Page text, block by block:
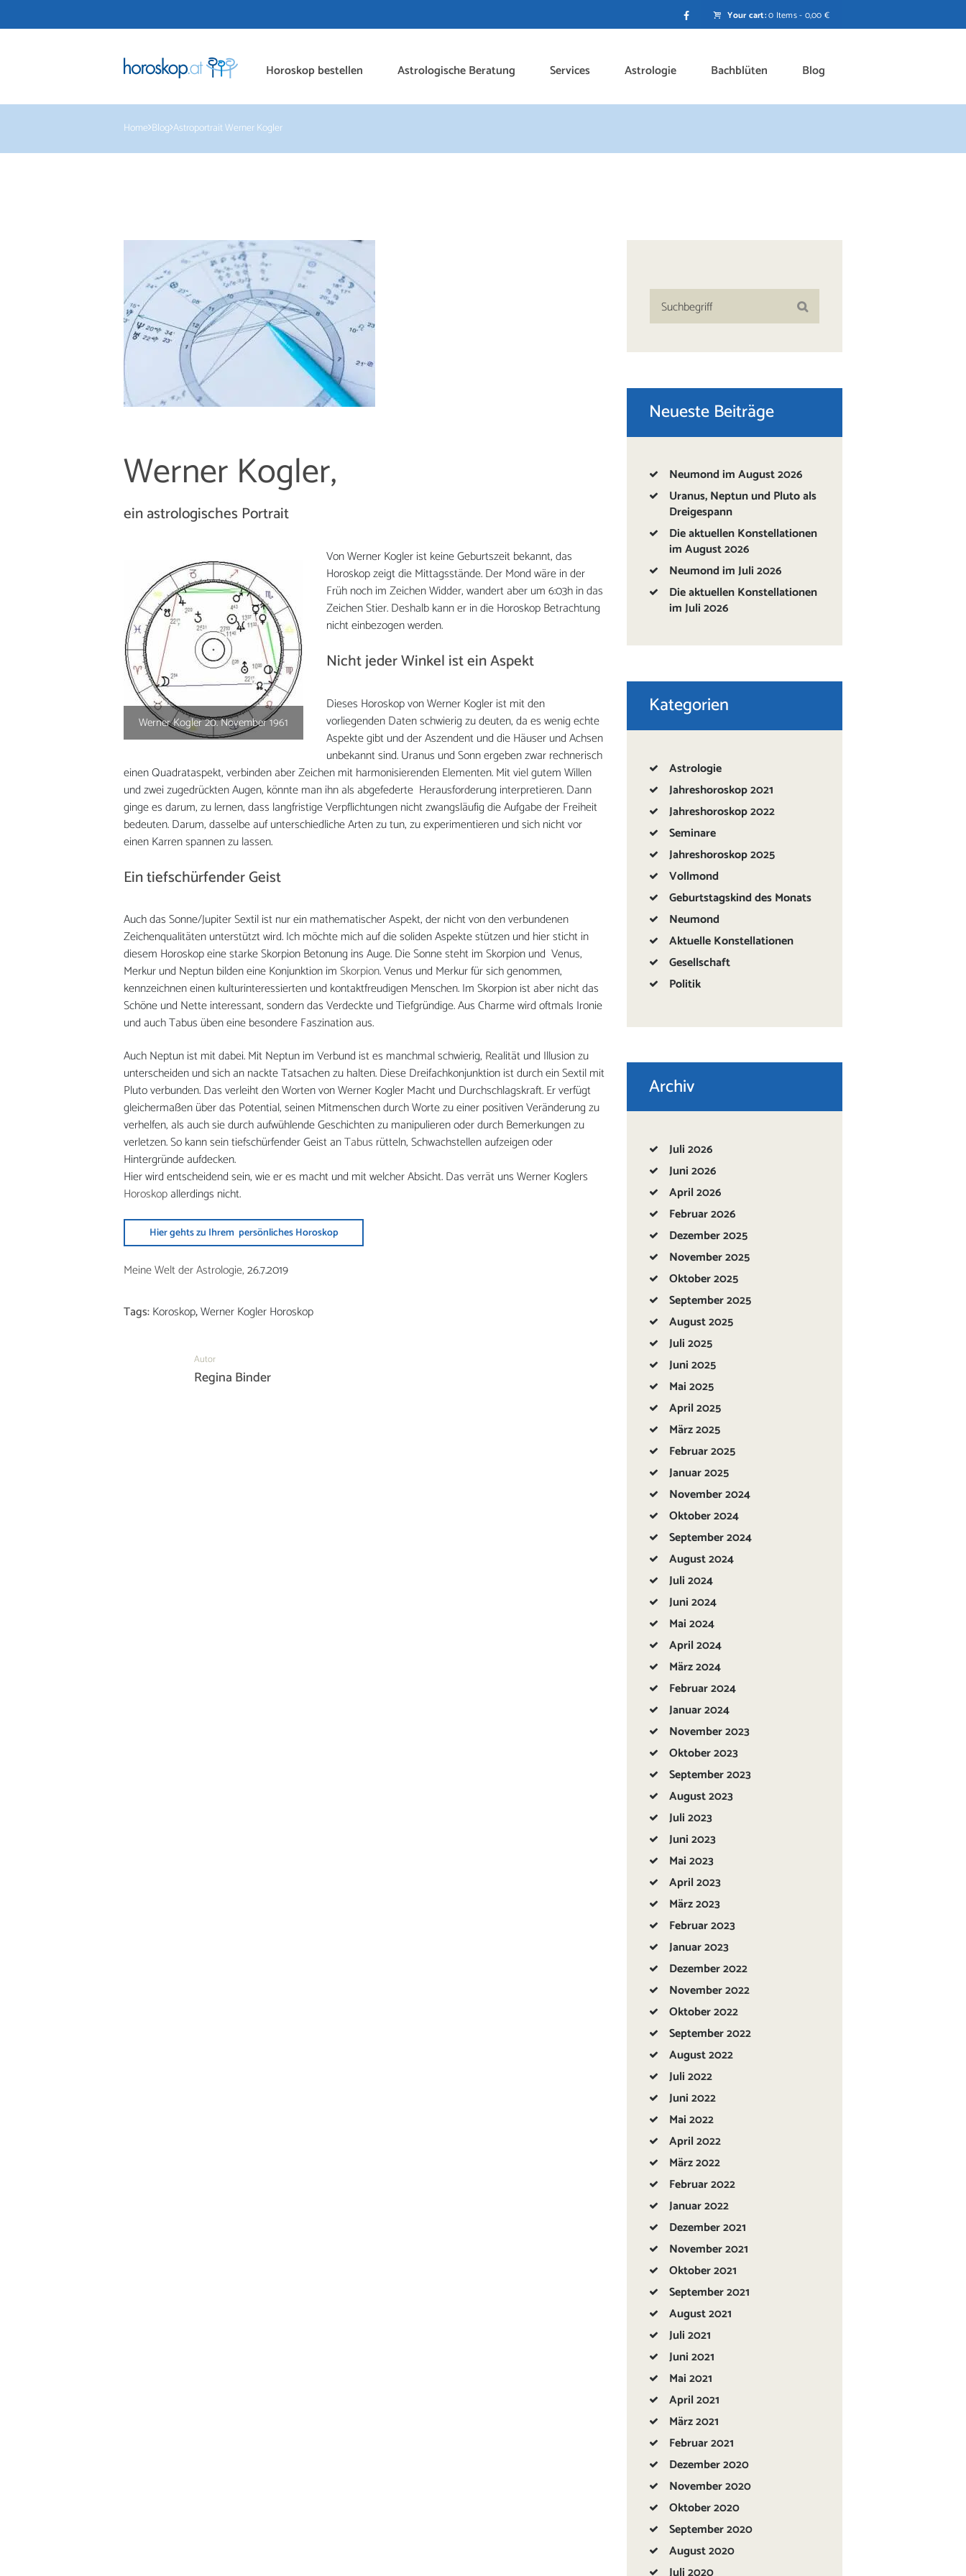
Your cart:0 Items- 0,00 €
Horoskop bestellen Astrologische Beratung Services Astrologie Bachblüten Blog
Home Blog Astroportrait Werner Kogler
Werner Kogler,
ein astrologisches Portrait
Werner Kogler 20. November 1961
Von Werner Kogler ist keine Geburtszeit bekannt, das
Horoskop zeigt die Mittagsstände. Der Mond wäre in der
Früh noch im Zeichen Widder, wandert aber um 6:03h in das
Zeichen Stier. Deshalb kann er in die Horoskop Betrachtung
nicht einbezogen werden.
Nicht jeder Winkel ist ein Aspekt
Dieses Horoskop von Werner Kogler ist mit den
vorliegenden Daten schwierig zu deuten, da es wenig echte
Aspekte gibt und der Aszendent und die Häuser und Achsen
unbekannt sind. Uranus und Sonn ergeben zwar rechnerisch
einen Quadrataspekt, verbinden aber Zeichen mit harmonisierenden Elementen. Mit viel gutem Willen
und zwei zugedrückten Augen, könnte man ihn als abgefederte Herausforderung interpretieren. Dann
ginge es darum, zu lernen, dass langfristige Verpflichtungen nicht zwangsläufig die Aufgabe der Freiheit
bedeuten. Darum, dasselbe auf unterschiedliche Arten zu tun, zu experimentieren und sich nicht vor
einen Karren spannen zu lassen.
Ein tiefschürfender Geist
Auch das Sonne/Jupiter Sextil ist nur ein mathematischer Aspekt, der nicht von den verbundenen
Zeichenqualitäten unterstützt wird. Ich möchte mich auf die soliden Aspekte stützen und hier sticht in
diesem Horoskop eine starke Skorpion Betonung ins Auge. Die Sonne steht im Skorpion und Venus,
Merkur und Neptun bilden eine Konjunktion imSkorpion. Venus und Merkur für sich genommen,
kennzeichnen einen kulturinteressierten und kontaktfreudigen Menschen. Im Skorpion ist aber nicht das
Schöne und Nette interessant, sondern das Verdeckte und Tiefgründige. Aus Charme wird oftmals Ironie
und auch Tabus üben eine besondere Faszination aus.
Auch Neptun ist mit dabei. Mit Neptun im Verbund ist es manchmal schwierig, Realität und Illusion zu
unterscheiden und sich an nackte Tatsachen zu halten. Diese Dreifachkonjunktion ist durch ein Sextil mit
Pluto verbunden. Das verleiht den Worten von Werner Kogler Macht und Durchschlagskraft. Er verfügt
gleichermaßen über das Potential, seinen Mitmenschen durch Worte zu einer positiven Veränderung zu
verhelfen, als auch sie durch aufwühlende Geschichten zu manipulieren oder durch Bemerkungen zu
verletzen. So kann sein tiefschürfender Geist anTabus rütteln, Schwachstellen aufzeigen oder
Hintergründe aufdecken.
Hier wird entscheidend sein, wie er es macht und mit welcher Absicht. Das verrät uns Werner Koglers
Horoskopallerdings nicht.
Hier gehts zu Ihrem persönliches Horoskop
Meine Welt der Astrologie,26.7.2019
Tags:Koroskop,Werner Kogler Horoskop
Autor
Regina Binder
Neueste Beiträge
Neumond im August 2026
Uranus, Neptun und Pluto als
Dreigespann
Die aktuellen Konstellationen
im August 2026
Neumond im Juli 2026
Die aktuellen Konstellationen
im Juli 2026
Kategorien
Astrologie
Jahreshoroskop 2021
Jahreshoroskop 2022
Seminare
Jahreshoroskop 2025
Vollmond
Geburtstagskind des Monats
Neumond
Aktuelle Konstellationen
Gesellschaft
Politik
Archiv
Juli2026
Juni2026
April2026
Februar2026
Dezember2025
November2025
Oktober2025
September2025
August2025
Juli2025
Juni2025
Mai2025
April2025
März2025
Februar2025
Januar2025
November2024
Oktober2024
September2024
August2024
Juli2024
Juni2024
Mai2024
April2024
März2024
Februar2024
Januar2024
November2023
Oktober2023
September2023
August2023
Juli2023
Juni2023
Mai2023
April2023
März2023
Februar2023
Januar2023
Dezember2022
November2022
Oktober2022
September2022
August2022
Juli2022
Juni2022
Mai2022
April2022
März2022
Februar2022
Januar2022
Dezember2021
November2021
Oktober2021
September2021
August2021
Juli2021
Juni2021
Mai2021
April2021
März2021
Februar2021
Dezember2020
November2020
Oktober2020
September2020
August2020